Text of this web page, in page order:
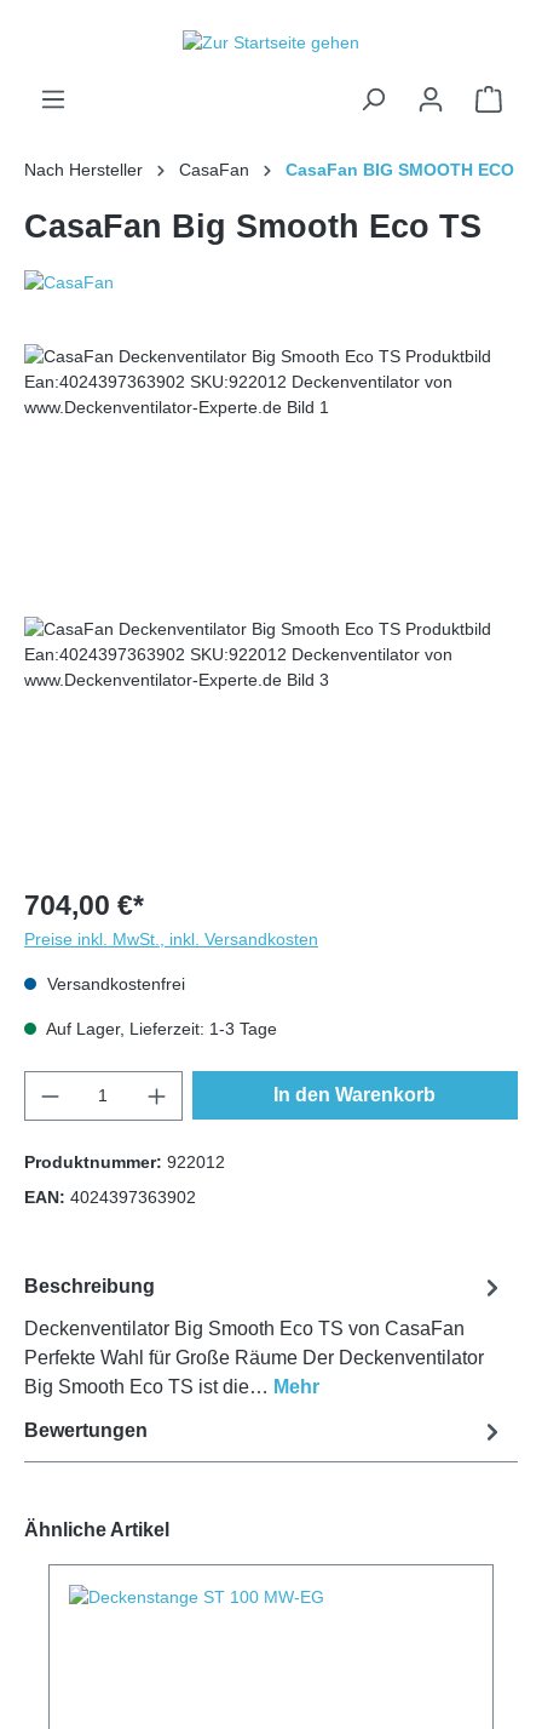
Nach Hersteller CasaFan CasaFan BIG SMOOTH ECO
CasaFan Big Smooth Eco TS
704,00 €*
Preise inkl. MwSt., inkl. Versandkosten
Versandkostenfrei
Auf Lager, Lieferzeit: 1-3 Tage
In den Warenkorb
Produktnummer: 922012
EAN: 4024397363902
Beschreibung
Deckenventilator Big Smooth Eco TS von CasaFan
Perfekte Wahl für Große Räume Der Deckenventilator
Big Smooth Eco TS ist die… Mehr
Bewertungen
Ähnliche Artikel